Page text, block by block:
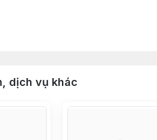
dịch vụ khác